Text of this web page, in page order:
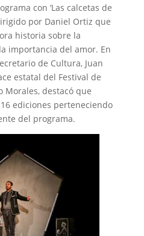
con ‘Las calcetas de
por Daniel Ortiz que
historia sobre la
importancia del amor. En
de Cultura, Juan
estatal del Festival de
Morales, destacó que
ediciones perteneciendo
del programa.